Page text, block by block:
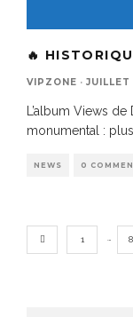
🔥
VIPZONE ·
L’album Views
monumental :
NEWS 0
1